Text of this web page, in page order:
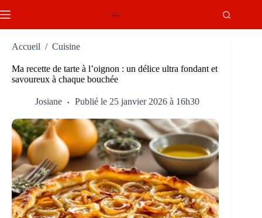
au
Accueil / Cuisine
Ma recette de tarte à l’oignon : un délice ultra fondant et
savoureux à chaque bouchée
Josiane Publié le 25 janvier 2026 à 16h30